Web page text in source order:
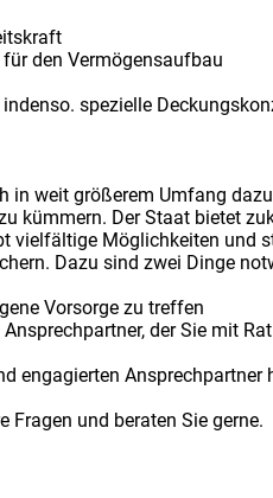
den Vermögensaufbau
spezielle
in weit größerem Umfang
kümmern. Der Staat bietet
vielfältige Möglichkeiten und
Dazu sind zwei Dinge
Vorsorge zu treffen
der Sie mit
engagierten Ansprechpartner
Fragen und beraten Sie gerne.